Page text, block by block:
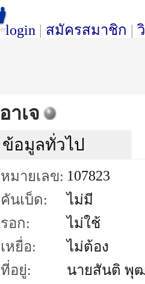
login | สมัครสมาชิก |
อาเจ
ข้อมูลทั่วไป
หมายเลข: 107823
คันเบ็ด:
ไม่มี
รอก:
ไม่ใช้
เหยื่อ:
ไม่ต้อง
ที่อยู่:
นายสันติ พุ